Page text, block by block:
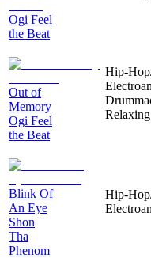
Ogi Feel
the Beat
Out of
Memory
Ogi Feel
the Beat
Hip-
Blink Of
An Eye
Shon
Tha
Phenom
Hip-